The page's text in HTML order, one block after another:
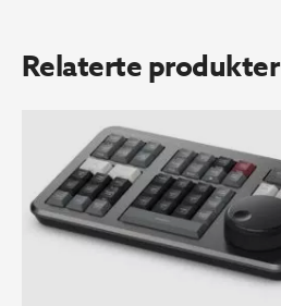
Relaterte produkter